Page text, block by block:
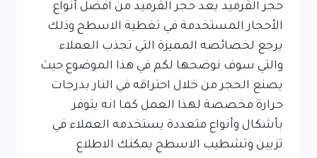
حجر القرميد يعد حجر القرميد من افضل أنواع
الأحجار المستخدمة في تغطية الاسطح وذلك
يرجع لخصائصه المميزة التي تجذب العملاء
والتي سوف نوضحها لكم في هذا الموضوع حيث
يصنع الحجر من خلال احتراقه في النار بدرجات
حرارة مخصصة لهذا العمل كما انه يتوفر
بأشكال وأنواع متعددة يستخدمه العملاء في
تزيين وتشطيب الاسطح يمكنك الاطلاع